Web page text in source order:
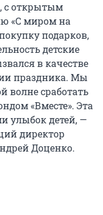
с открытым
«С миром на
подарков,
детские
в качестве
праздника. Мы
волне сработать
«Вместе». Эта
улыбок детей, —
директор
Доценко.